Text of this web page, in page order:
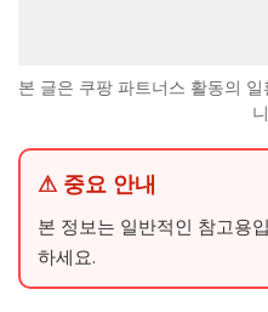
본 글은 쿠팡 파트너스 활동의
⚠ 중요 안내
본 정보는 일반적인 참고용
하세요.